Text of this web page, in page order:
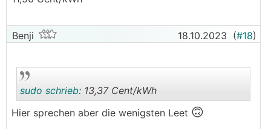
Benji 18.10.2023 (#18)
sudo schrieb: 13,37 Cent/kWh
Hier sprechen aber die wenigsten Leet 🙃